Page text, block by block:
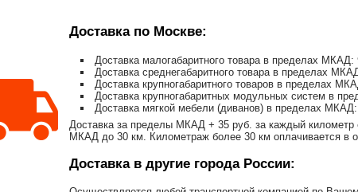
Доставка по Москве:
Доставка малогабаритного товара в пределах МКАД:
Доставка среднегабаритного товара в пределах
Доставка крупногабаритного товаров в пределах
Доставка крупногабаритных модульных систем в
Доставка мягкой мебели (диванов) в пределах
Доставка за пределы МКАД + 35 руб. за каждый
МКАД до 30 км. Километраж более 30 км оплачивается в
Доставка в другие города России: